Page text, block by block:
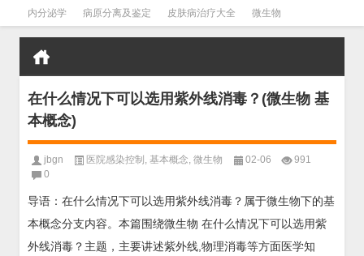
内分泌学 病原分离及鉴定 皮肤病治疗大全 微生物
皮肤病学 男科学 血液病学 心血管 口腔医学 禁戒毒品
在什么情况下可以选用紫外线消毒？(微生物 基
本概念)
jbgn 医院感染控制 , 基本概念, 微生物 02-06
991
0
导语：在什么情况下可以选用紫外线消毒？属于微生物下的基
本概念分支内容。本篇围绕微生物 在什么情况下可以选用紫
外线消毒？主题，主要讲述紫外线,物理消毒等方面医学知